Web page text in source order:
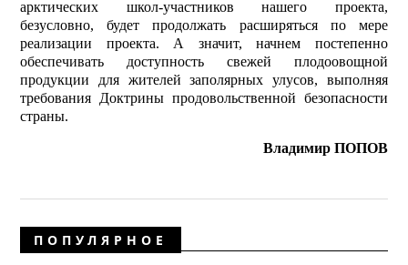
арктических школ-участников нашего проекта,
безусловно, будет продолжать расширяться по мере
реализации проекта. А значит, начнем постепенно
обеспечивать доступность свежей плодоовощной
продукции для жителей заполярных улусов, выполняя
требования Доктрины продовольственной безопасности
страны.
Владимир ПОПОВ
ПОПУЛЯРНОЕ